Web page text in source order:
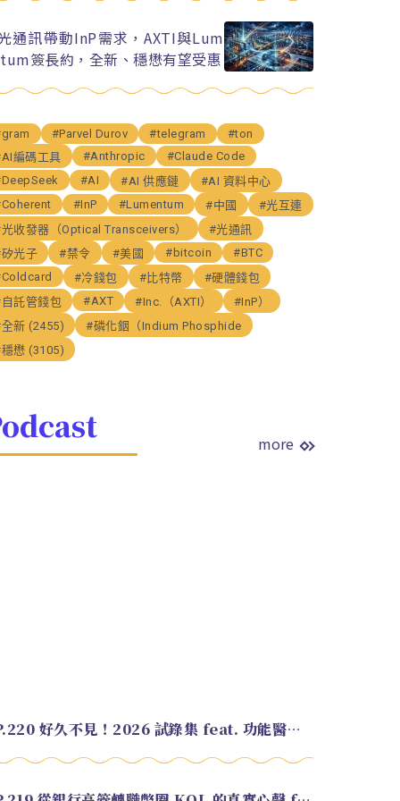
通訊帶動InP需求，AXTI與Lum
簽長約，全新、穩懋有望受惠
#Parvel Durov #telegram
#ton
編碼工具
#Anthropic
#Claude Code
#AI #AI 供應鏈
#AI 資料中心
#InP #Lumentum #中國
#光互連
收發器（Optical Transceivers）
#光通訊
光子
#禁令 #美國 #bitcoin
#BTC
#冷錢包 #比特幣
#硬體錢包
託管錢包
#AXT #Inc.（AXTI）
#InP）
新 (2455)
#磷化銦（Indium Phosphide
懋 (3105)
more
EP.220 好久不見！2026 試錄集 feat. 功能醫學營養師 美寶